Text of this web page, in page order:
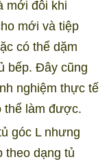
mới đôi khi
mới và tiệp
có thể dặm
bếp. Đây cũng
nghiệm thực tế
thể làm được.
góc L nhưng
theo dạng tủ